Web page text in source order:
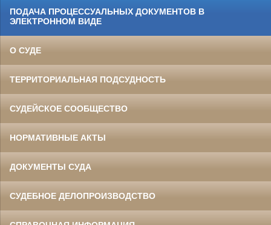
ПОДАЧА ПРОЦЕССУАЛЬНЫХ ДОКУМЕНТОВ В
ЭЛЕКТРОННОМ ВИДЕ
О СУДЕ
ТЕРРИТОРИАЛЬНАЯ ПОДСУДНОСТЬ
СУДЕЙСКОЕ СООБЩЕСТВО
НОРМАТИВНЫЕ АКТЫ
ДОКУМЕНТЫ СУДА
СУДЕБНОЕ ДЕЛОПРОИЗВОДСТВО